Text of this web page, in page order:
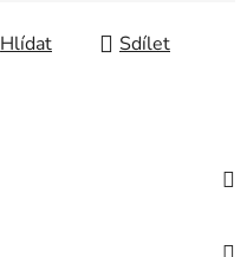
Hlídat Sdílet